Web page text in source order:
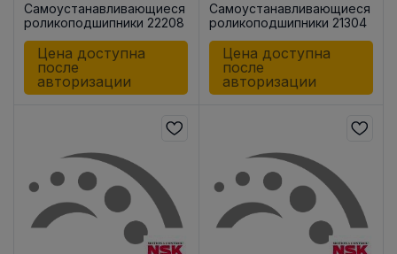
Самоустанавливающиеся
роликоподшипники 22208
Цена доступна
после
авторизации
Самоустанавливающиеся
роликоподшипники 21304
Цена доступна
после
авторизации